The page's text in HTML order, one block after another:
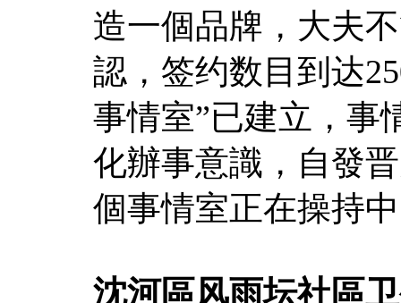
造一個品牌，大夫
認，签约数目到达
事情室”已建立，事
化辦事意識，自發
個事情室正在操持
沈河區风雨坛社區